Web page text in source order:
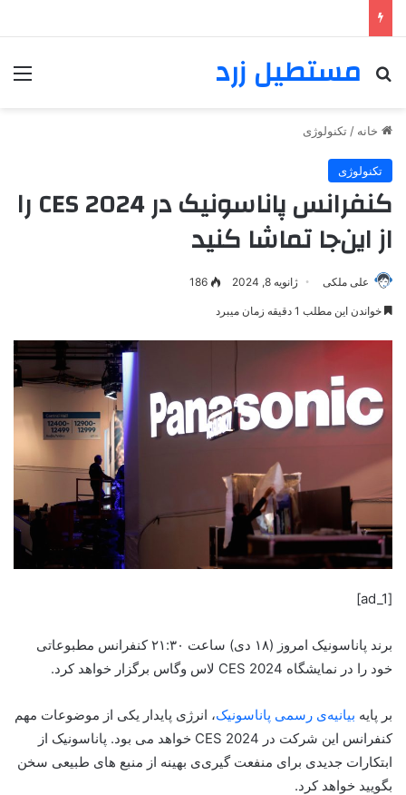
مستطیل زرد
خانه / تکنولوژی
تکنولوژی
کنفرانس پاناسونیک در CES 2024 را
از این‌جا تماشا کنید
علی ملکی ژانویه 8, 2024 186
خواندن این مطلب 1 دقیقه زمان میبرد
[ad_1]
برند پاناسونیک امروز (۱۸ دی) ساعت ۲۱:۳۰ کنفرانس مطبوعاتی
خود را در نمایشگاه CES 2024‌ لاس وگاس برگزار خواهد کرد.
بر پایه بیانیه‌ی رسمی پاناسونیک، انرژی پایدار یکی از موضوعات مهم
کنفرانس این شرکت در CES 2024 خواهد می بود. پاناسونیک از
ابتکارات جدیدی برای منفعت گیری‌ی بهینه از منبع های طبیعی سخن
بگویید خواهد کرد.